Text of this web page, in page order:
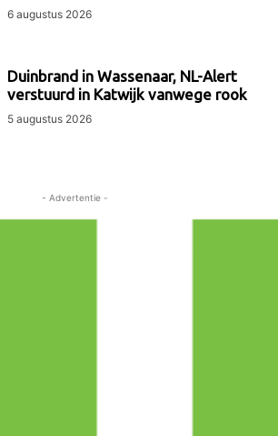
6 augustus 2026
Duinbrand in Wassenaar, NL-Alert
verstuurd in Katwijk vanwege rook
5 augustus 2026
- Advertentie -